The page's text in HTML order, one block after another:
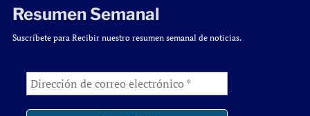
Resumen Semanal
Suscríbete para Recibir nuestro resumen semanal de noticias.